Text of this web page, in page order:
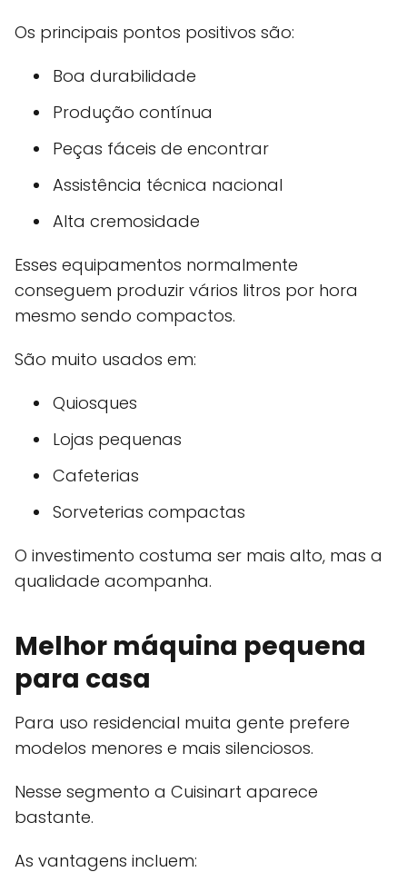
Os principais pontos positivos são:
Boa durabilidade
Produção contínua
Peças fáceis de encontrar
Assistência técnica nacional
Alta cremosidade
Esses equipamentos normalmente
conseguem produzir vários litros por hora
mesmo sendo compactos.
São muito usados em:
Quiosques
Lojas pequenas
Cafeterias
Sorveterias compactas
O investimento costuma ser mais alto, mas a
qualidade acompanha.
Melhor máquina pequena
para casa
Para uso residencial muita gente prefere
modelos menores e mais silenciosos.
Nesse segmento a Cuisinart aparece
bastante.
As vantagens incluem: